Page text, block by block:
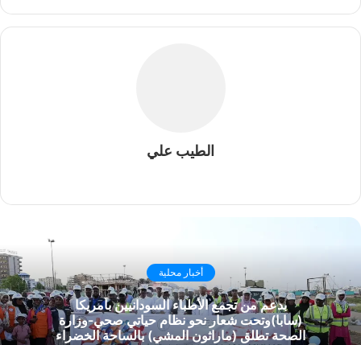
الطيب علي
أخبار محلية
بدعم من تجمع الأطباء السودانيين بأمريكا
(سابا)وتحت شعار نحو نظام حياتي صحي-وزارة
الصحة تطلق (ماراثون المشي) بالساحة الخضراء